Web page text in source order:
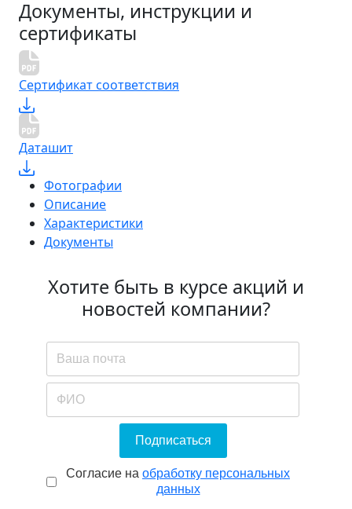
Документы, инструкции и
сертификаты
Сертификат соответствия
Даташит
Фотографии
Описание
Характеристики
Документы
Хотите быть в курсе акций и
новостей компании?
Подписаться
Согласие на обработку
Согласие на обработку персональных
данных